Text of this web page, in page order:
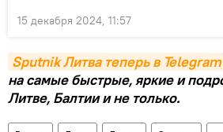
15 декабря 2024, 11:57
Sputnik Литва теперь в Telegram
на самые быстрые, яркие и
Литве, Балтии и не только.